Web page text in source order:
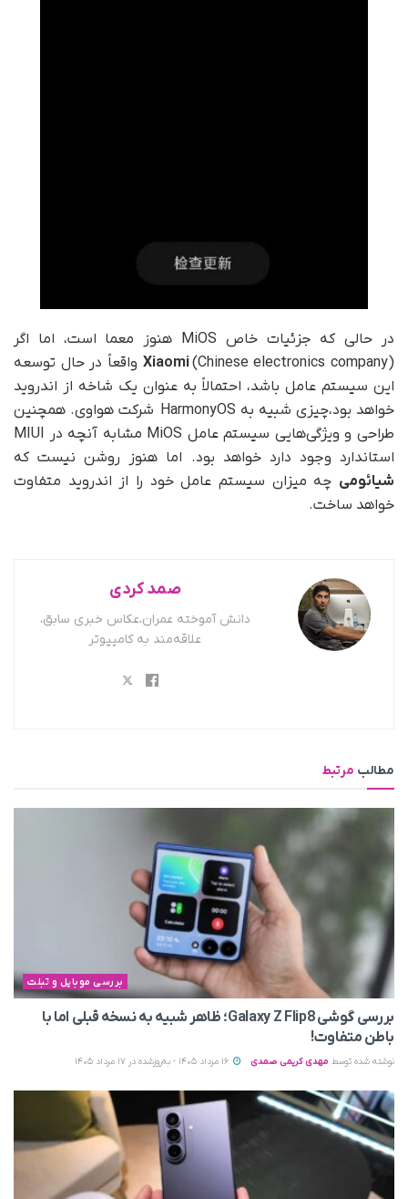
در حالی که جزئیات خاص MiOS هنوز معما است، اما اگر
Xiaomi(Chinese electronics company) واقعاً در حال توسعه
این سیستم عامل باشد، احتمالاً به عنوان یک شاخه از اندروید
خواهد بود،چیزی شبیه به HarmonyOS شرکت هواوی. همچنین
طراحی و ویژگی‌هایی سیستم عامل MiOS مشابه آنچه در MIUI
استاندارد وجود دارد خواهد بود. اما هنوز روشن نیست که
شیائومیچه میزان سیستم عامل خود را از اندروید متفاوت
خواهد ساخت.
صمد کردی
دانش آموخته عمران،عکاس خبری سابق،
علاقه‌مند به کامپیوتر
مطالبمرتبط
بررسی موبایل و تبلت
بررسی گوشی Galaxy Z Flip8؛ ظاهر شبیه به نسخه قبلی اما با
باطن متفاوت!
نوشته شده توسط مهدی کریمی صمدی 16 مرداد 1405 - به‌روزشده در 17 مرداد 1405